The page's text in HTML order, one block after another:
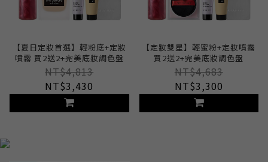
【夏日定妝首選】輕粉底+定妝
噴霧 買2送2+完美底妝調色盤
NT$4,813
NT$3,430
【定妝雙星】輕蜜粉+定妝噴霧
買2送2+完美底妝調色盤
NT$4,683
NT$3,300